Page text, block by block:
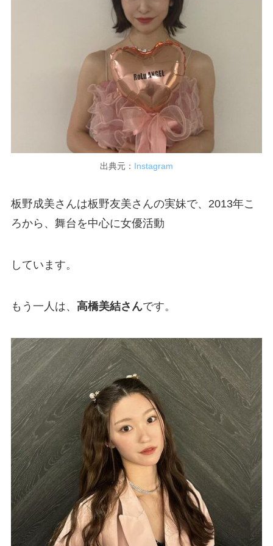
出典元： Instagram
板野成美さんは板野友美さんの実妹で、2013年こ
ろから、舞台を中心に女優活動
しています。
もう一人は、 高橋美結さんです。